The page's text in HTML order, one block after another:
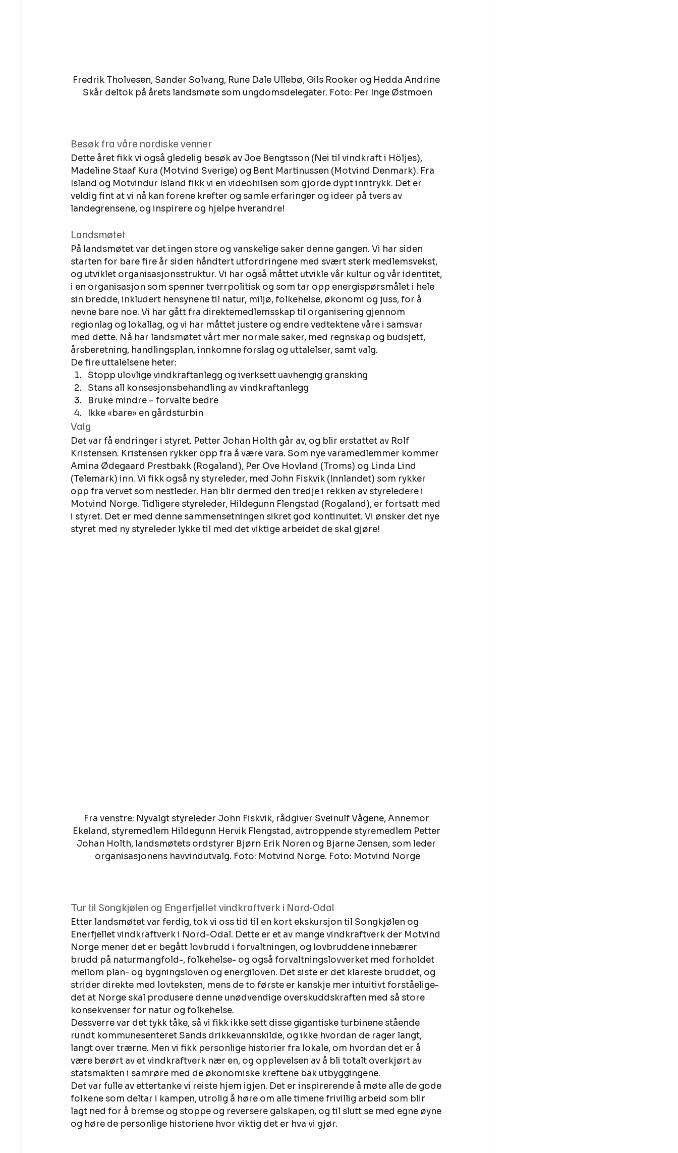
Fredrik Tholvesen, Sander Solvang, Rune Dale Ullebø, Gils Rooker og Hedda Andrine
Skår deltok på årets landsmøte som ungdomsdelegater. Foto: Per Inge Østmoen
Besøk fra våre nordiske venner
Dette året fikk vi også gledelig besøk av Joe Bengtsson (Nei til vindkraft i Höljes),
Madeline Staaf Kura (Motvind Sverige) og Bent Martinussen (Motvind Denmark). Fra
Island og Motvindur Island fikk vi en videohilsen som gjorde dypt inntrykk. Det er
veldig fint at vi nå kan forene krefter og samle erfaringer og ideer på tvers av
landegrensene, og inspirere og hjelpe hverandre!
Landsmøtet
På landsmøtet var det ingen store og vanskelige saker denne gangen. Vi har siden
starten for bare fire år siden håndtert utfordringene med svært sterk medlemsvekst,
og utviklet organisasjonsstruktur. Vi har også måttet utvikle vår kultur og vår identitet,
i en organisasjon som spenner tverrpolitisk og som tar opp energispørsmålet i hele
sin bredde, inkludert hensynene til natur, miljø, folkehelse, økonomi og juss, for å
nevne bare noe. Vi har gått fra direktemedlemsskap til organisering gjennom
regionlag og lokallag, og vi har måttet justere og endre vedtektene våre i samsvar
med dette. Nå har landsmøtet vårt mer normale saker, med regnskap og budsjett,
årsberetning, handlingsplan, innkomne forslag og uttalelser, samt valg.
De fire uttalelsene heter:
Stopp ulovlige vindkraftanlegg og iverksett uavhengig gransking
Stans all konsesjonsbehandling av vindkraftanlegg
Bruke mindre – forvalte bedre
Ikke «bare» en gårdsturbin
Valg
Det var få endringer i styret. Petter Johan Holth går av, og blir erstattet av Rolf
Kristensen. Kristensen rykker opp fra å være vara. Som nye varamedlemmer kommer
Amina Ødegaard Prestbakk (Rogaland), Per Ove Hovland (Troms) og Linda Lind
(Telemark) inn. Vi fikk også ny styreleder, med John Fiskvik (Innlandet) som rykker
opp fra vervet som nestleder. Han blir dermed den tredje i rekken av styreledere i
Motvind Norge. Tidligere styreleder, Hildegunn Flengstad (Rogaland), er fortsatt med
i styret. Det er med denne sammensetningen sikret god kontinuitet. Vi ønsker det nye
styret med ny styreleder lykke til med det viktige arbeidet de skal gjøre!
Fra venstre: Nyvalgt styreleder John Fiskvik, rådgiver Sveinulf Vågene, Annemor
Ekeland, styremedlem Hildegunn Hervik Flengstad, avtroppende styremedlem Petter
Johan Holth, landsmøtets ordstyrer Bjørn Erik Noren og Bjarne Jensen, som leder
organisasjonens havvindutvalg. Foto: Motvind Norge. Foto: Motvind Norge
Tur til Songkjølen og Engerfjellet vindkraftverk i Nord-Odal
Etter landsmøtet var ferdig, tok vi oss tid til en kort ekskursjon til Songkjølen og
Enerfjellet vindkraftverk i Nord-Odal. Dette er et av mange vindkraftverk der Motvind
Norge mener det er begått lovbrudd i forvaltningen, og lovbruddene innebærer
brudd på naturmangfold-, folkehelse- og også forvaltningslovverket med forholdet
mellom plan- og bygningsloven og energiloven. Det siste er det klareste bruddet, og
strider direkte med lovteksten, mens de to første er kanskje mer intuitivt forståelige-
det at Norge skal produsere denne unødvendige overskuddskraften med så store
konsekvenser for natur og folkehelse.
Dessverre var det tykk tåke, så vi fikk ikke sett disse gigantiske turbinene stående
rundt kommunesenteret Sands drikkevannskilde, og ikke hvordan de rager langt,
langt over trærne. Men vi fikk personlige historier fra lokale, om hvordan det er å
være berørt av et vindkraftverk nær en, og opplevelsen av å bli totalt overkjørt av
statsmakten i samrøre med de økonomiske kreftene bak utbyggingene.
Det var fulle av ettertanke vi reiste hjem igjen. Det er inspirerende å møte alle de gode
folkene som deltar i kampen, utrolig å høre om alle timene frivillig arbeid som blir
lagt ned for å bremse og stoppe og reversere galskapen, og til slutt se med egne øyne
og høre de personlige historiene hvor viktig det er hva vi gjør.